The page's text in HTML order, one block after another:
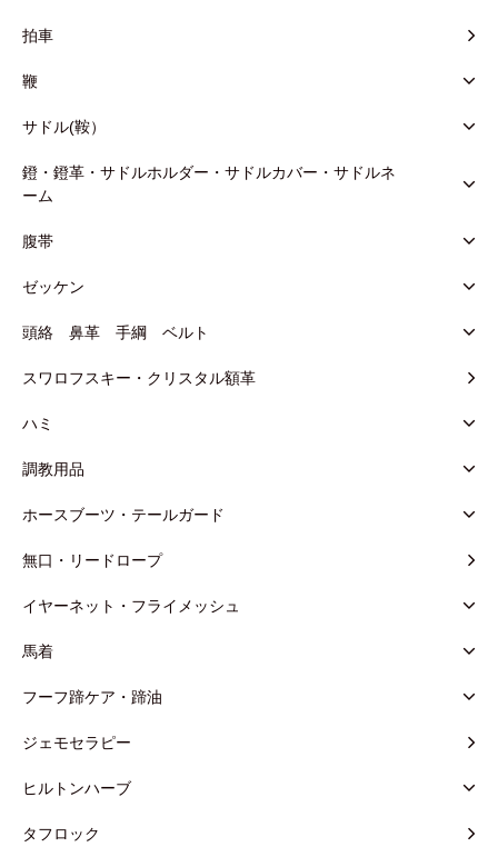
拍車
鞭
サドル(鞍）
鐙・鐙革・サドルホルダー・サドルカバー・サドルネ
ーム
腹帯
ゼッケン
頭絡 鼻革 手綱 ベルト
スワロフスキー・クリスタル額革
ハミ
調教用品
ホースブーツ・テールガード
無口・リードロープ
イヤーネット・フライメッシュ
馬着
フーフ蹄ケア・蹄油
ジェモセラピー
ヒルトンハーブ
タフロック